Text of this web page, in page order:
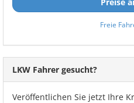
Freie
LKW Fahrer gesucht?
Veröffentlichen Sie jetzt Ihre